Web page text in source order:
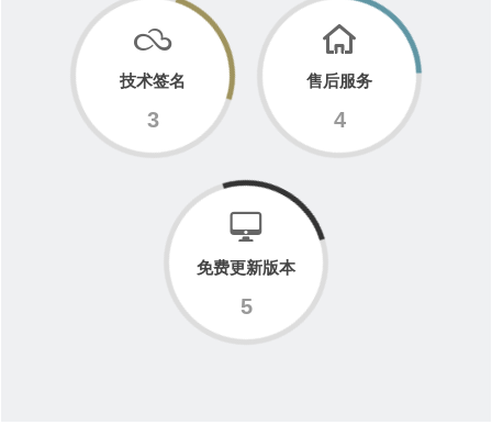
3
技术签名
4
售后服务
5
免费更新版本